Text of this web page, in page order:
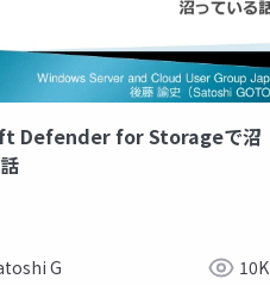
Defender for Storageで沼
G 10K